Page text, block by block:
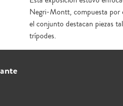
Negri-Montt, compuesta por
el conjunto destacan piezas
trípodes.